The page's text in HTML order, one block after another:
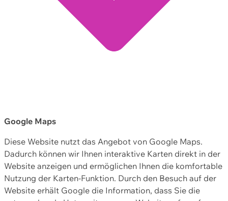
Google Maps
Diese Website nutzt das Angebot von Google Maps.
Dadurch können wir Ihnen interaktive Karten direkt in der
Website anzeigen und ermöglichen Ihnen die komfortable
Nutzung der Karten-Funktion. Durch den Besuch auf der
Website erhält Google die Information, dass Sie die